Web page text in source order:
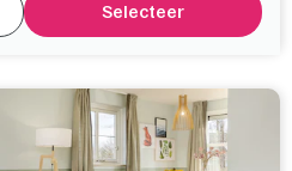
Selecteer